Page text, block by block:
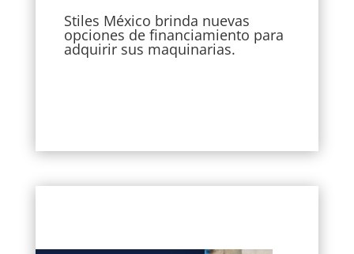
Stiles México brinda nuevas
opciones de financiamiento para
adquirir sus maquinarias.